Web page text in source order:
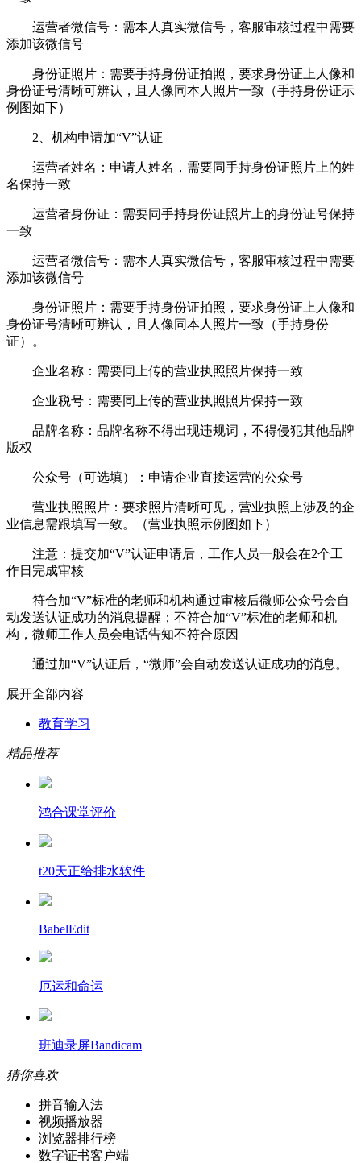
运营者微信号：需本人真实微信号，客服审核过程中需要
添加该微信号
身份证照片：需要手持身份证拍照，要求身份证上人像和
身份证号清晰可辨认，且人像同本人照片一致（手持身份证示
例图如下）
2、机构申请加“V”认证
运营者姓名：申请人姓名，需要同手持身份证照片上的姓
名保持一致
运营者身份证：需要同手持身份证照片上的身份证号保持
一致
运营者微信号：需本人真实微信号，客服审核过程中需要
添加该微信号
身份证照片：需要手持身份证拍照，要求身份证上人像和
身份证号清晰可辨认，且人像同本人照片一致（手持身份
证）。
企业名称：需要同上传的营业执照照片保持一致
企业税号：需要同上传的营业执照照片保持一致
品牌名称：品牌名称不得出现违规词，不得侵犯其他品牌
版权
公众号（可选填）：申请企业直接运营的公众号
营业执照照片：要求照片清晰可见，营业执照上涉及的企
业信息需跟填写一致。（营业执照示例图如下）
注意：提交加“V”认证申请后，工作人员一般会在2个工
作日完成审核
符合加“V”标准的老师和机构通过审核后微师公众号会自
动发送认证成功的消息提醒；不符合加“V”标准的老师和机
构，微师工作人员会电话告知不符合原因
通过加“V”认证后，“微师”会自动发送认证成功的消息。
展开全部内容
教育学习
精品推荐
鸿合课堂评价
t20天正给排水软件
BabelEdit
厄运和命运
班迪录屏Bandicam
猜你喜欢
拼音输入法
视频播放器
浏览器排行榜
数字证书客户端